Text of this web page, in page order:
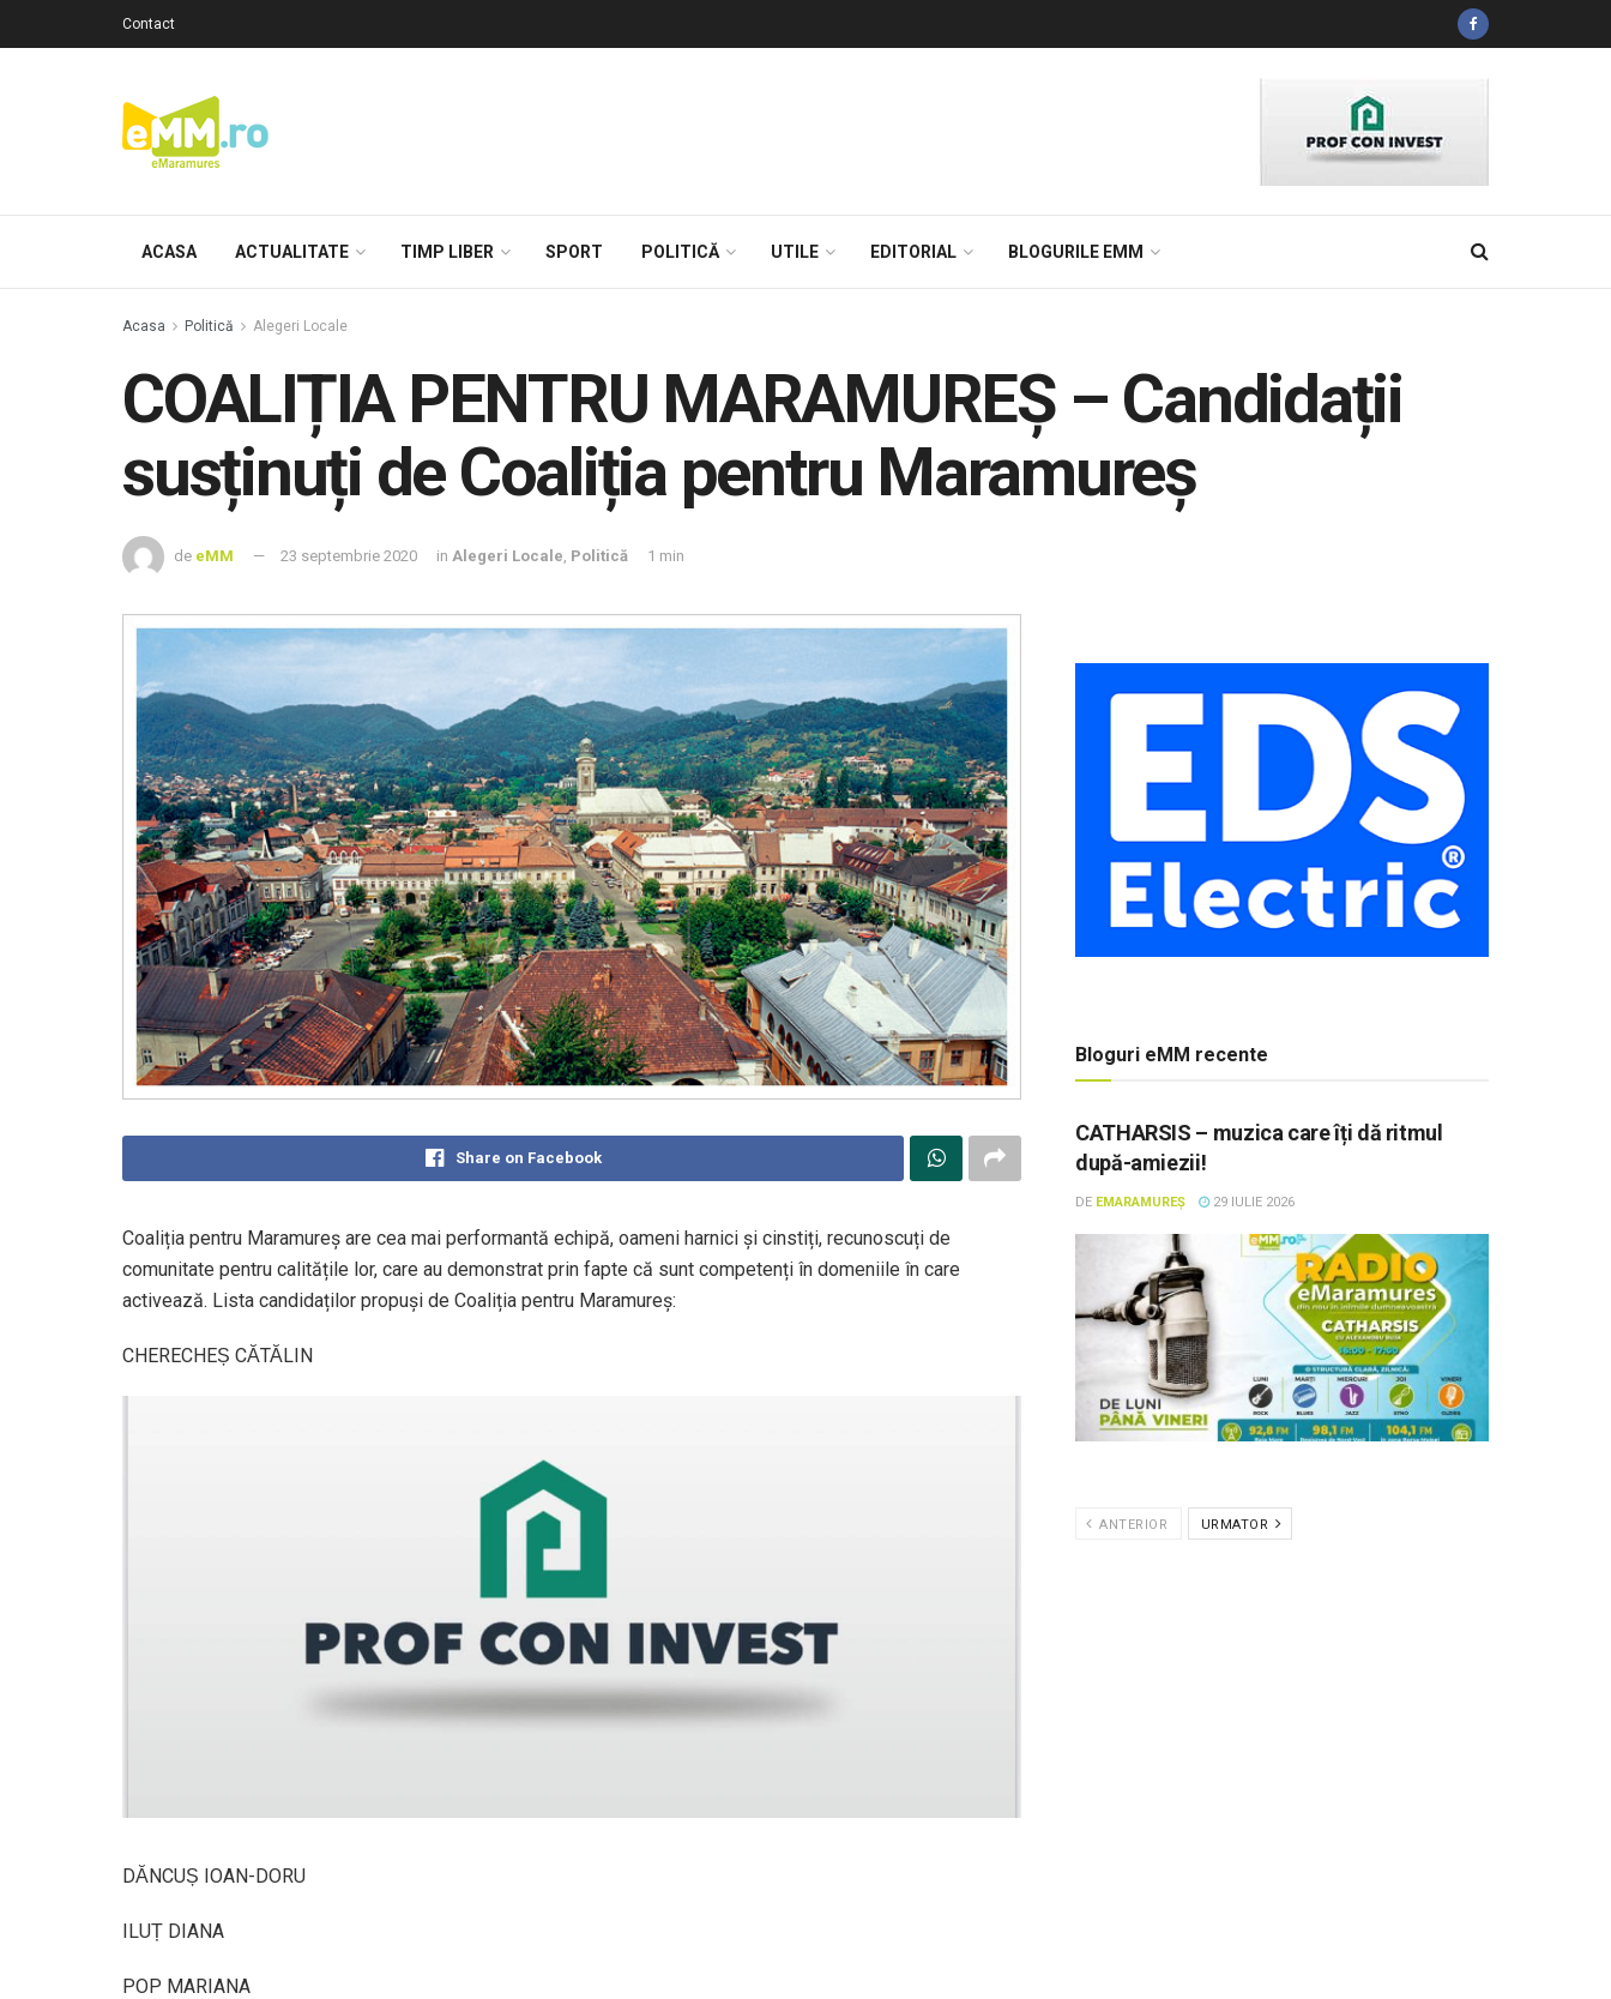
Contact
ACASA ACTUALITATE TIMP LIBER SPORT POLITICĂ UTILE EDITORIAL BLOGURILE EMM
Acasa Politică Alegeri Locale
COALIȚIA PENTRU MARAMUREȘ – Candidații
susținuți de Coaliția pentru Maramureș
de eMM 23 septembrie 2020 in Alegeri Locale, Politică 1 min
Share on Facebook
Coaliția pentru Maramureș are cea mai performantă echipă, oameni harnici și cinstiți, recunoscuți de
comunitate pentru calitățile lor, care au demonstrat prin fapte că sunt competenți în domeniile în care
activează. Lista candidaților propuși de Coaliția pentru Maramureș:
CHERECHEȘ CĂTĂLIN
DĂNCUȘ IOAN-DORU
ILUȚ DIANA
POP MARIANA
Bloguri eMM recente
CATHARSIS – muzica care îți dă ritmul
după-amiezii!
DE EMARAMUREȘ 29 IULIE 2026
ANTERIOR URMATOR